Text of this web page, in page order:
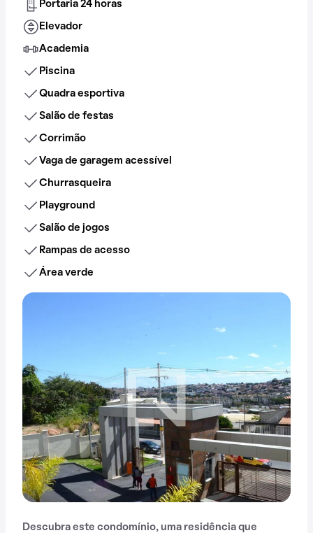
Portaria 24 horas
Elevador
Academia
Piscina
Quadra esportiva
Salão de festas
Corrimão
Vaga de garagem acessível
Churrasqueira
Playground
Salão de jogos
Rampas de acesso
Área verde
Descubra este condomínio, uma residência que